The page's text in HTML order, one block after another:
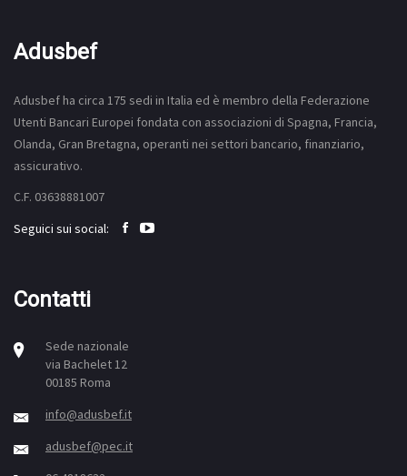
Adusbef
Adusbef ha circa 175 sedi in Italia ed è membro della Federazione
Utenti Bancari Europei fondata con associazioni di Spagna, Francia,
Olanda, Gran Bretagna, operanti nei settori bancario, finanziario,
assicurativo.
C.F. 03638881007
Seguici sui social:
Contatti
Sede nazionale
via Bachelet 12
00185 Roma
info@adusbef.it
adusbef@pec.it